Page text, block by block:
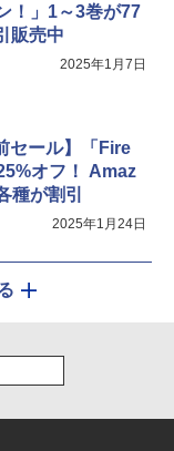
！」1～3巻が77
販売中
2025年1月7日
セール】「Fire
オフ！ Amaz
種が割引
2025年1月24日